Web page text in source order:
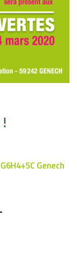
G6H4+5C Genech